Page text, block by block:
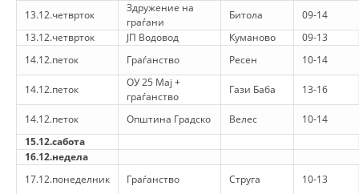
ПОДГОТВЕНОСТ И ДЕЈСТВО ПРИ КАТАСТРОФИ
ТИМ ЗА ОДГОВОР ПРИ КАТАСТРОФИ ПРИ ООЦК КУМАНОВО
ОДНОСИ СО ЈАВНОСТ
ИСТРАЖУВАЊЕ НА ЈАВНО МИСЛЕЊЕ
13.12.четврток
Здружение на
граѓани
Битола
09-14
13.12.четврток
ЈП Водовод Куманово
09-13
14.12.петок
Граѓанство Ресен 10-14
14.12.петок
ОУ 25 Мај +
граѓанство
Гази Баба 13-16
14.12.петок Општина Градско Велес
10-14
15.12.сабота
16.12.недела
17.12.понеделник
Граѓанство Струга 10-13